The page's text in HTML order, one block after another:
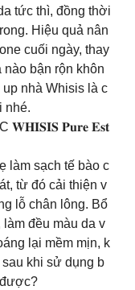
tức thì, đồng thời
Hiệu quả nân
cuối ngày, thay
bận rộn khôn
nhà Whisis là c
nhé.
𝐖𝐇𝐈𝐒𝐈𝐒 𝐏𝐮𝐫𝐞 𝐄𝐬𝐭
làm sạch tế bào c
từ đó cải thiện v
lỗ chân lông. Bổ
đều màu da v
lại mềm mịn, k
khi sử dụng b